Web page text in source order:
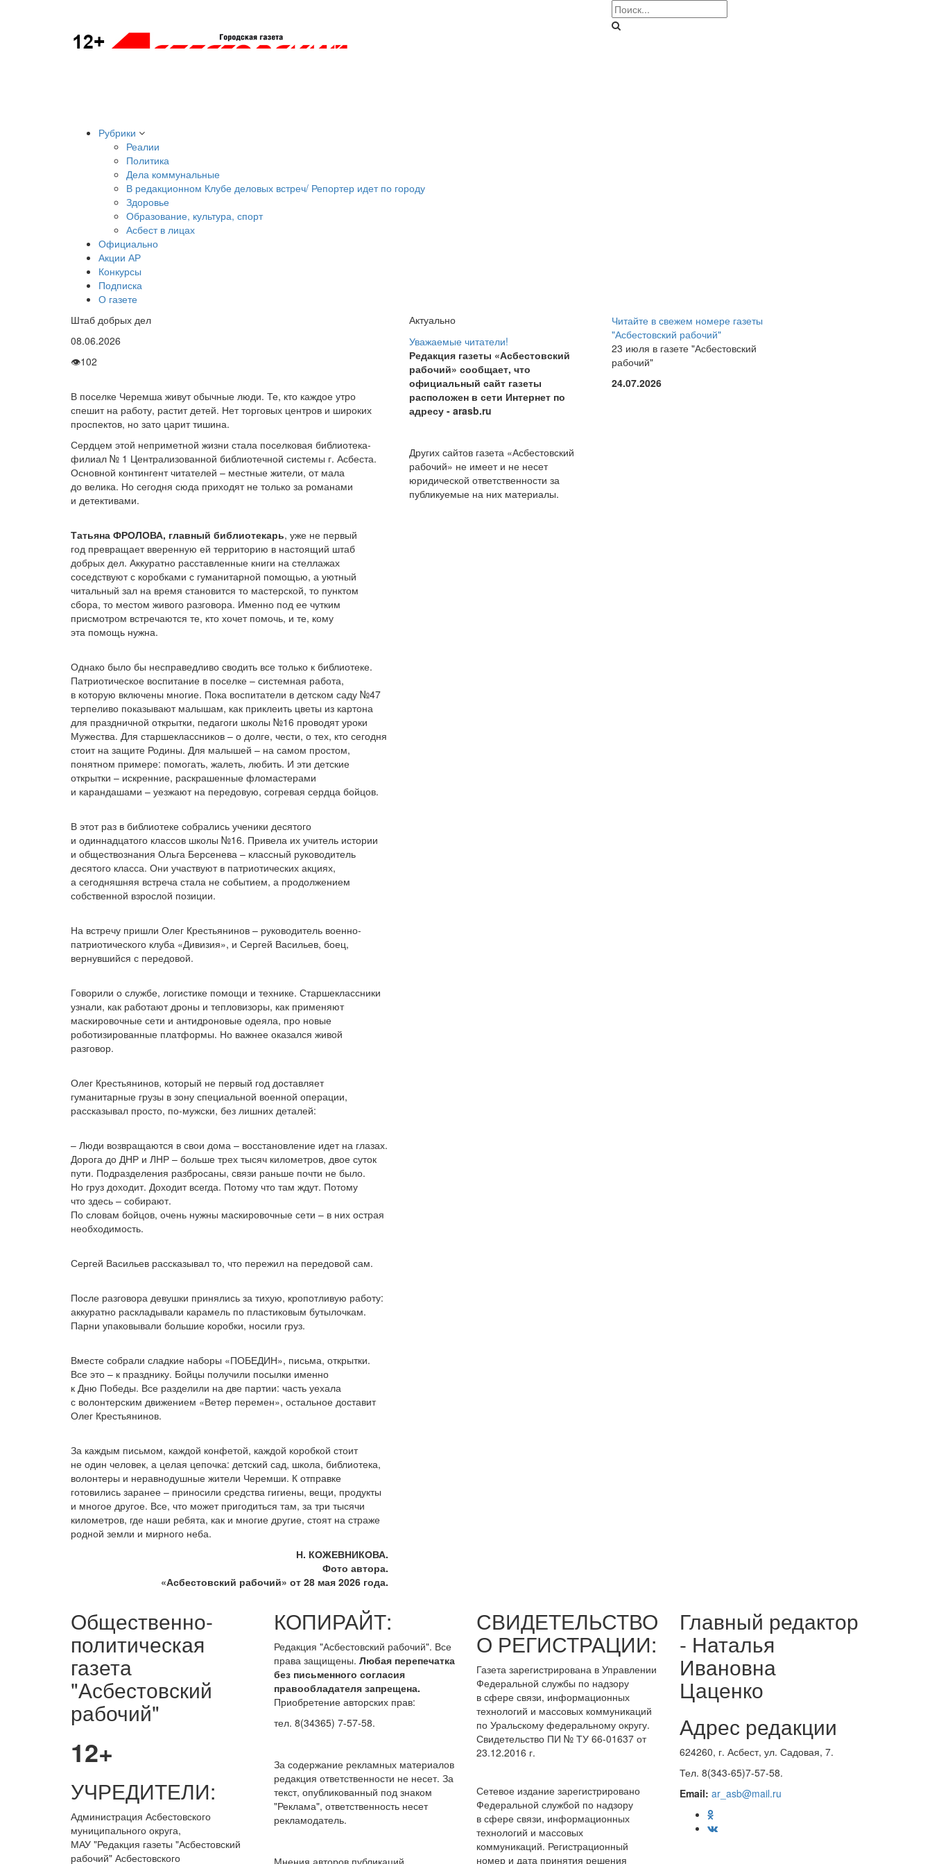
Рубрики
Реалии
Политика
Дела коммунальные
В редакционном Клубе деловых встреч/ Репортер идет по городу
Здоровье
Образование, культура, спорт
Асбест в лицах
Официально
Акции АР
Конкурсы
Подписка
О газете
Штаб добрых дел
08.06.2026
👁102
В поселке Черемша живут обычные люди. Те, кто каждое утро
спешит на работу, растит детей. Нет торговых центров и широких
проспектов, но зато царит тишина.
Сердцем этой неприметной жизни стала поселковая библиотека-
филиал № 1 Централизованной библиотечной системы г. Асбеста.
Основной контингент читателей – местные жители, от мала
до велика. Но сегодня сюда приходят не только за романами
и детективами.
Татьяна ФРОЛОВА, главный библиотекарь, уже не первый
год превращает вверенную ей территорию в настоящий штаб
добрых дел. Аккуратно расставленные книги на стеллажах
соседствуют с коробками с гуманитарной помощью, а уютный
читальный зал на время становится то мастерской, то пунктом
сбора, то местом живого разговора. Именно под ее чутким
присмотром встречаются те, кто хочет помочь, и те, кому
эта помощь нужна.
Однако было бы несправедливо сводить все только к библиотеке.
Патриотическое воспитание в поселке – системная работа,
в которую включены многие. Пока воспитатели в детском саду №47
терпеливо показывают малышам, как приклеить цветы из картона
для праздничной открытки, педагоги школы №16 проводят уроки
Мужества. Для старшеклассников – о долге, чести, о тех, кто сегодня
стоит на защите Родины. Для малышей – на самом простом,
понятном примере: помогать, жалеть, любить. И эти детские
открытки – искренние, раскрашенные фломастерами
и карандашами – уезжают на передовую, согревая сердца бойцов.
В этот раз в библиотеке собрались ученики десятого
и одиннадцатого классов школы №16. Привела их учитель истории
и обществознания Ольга Берсенева – классный руководитель
десятого класса. Они участвуют в патриотических акциях,
а сегодняшняя встреча стала не событием, а продолжением
собственной взрослой позиции.
На встречу пришли Олег Крестьянинов – руководитель военно-
патриотического клуба «Дивизия», и Сергей Васильев, боец,
вернувшийся с передовой.
Говорили о службе, логистике помощи и технике. Старшеклассники
узнали, как работают дроны и тепловизоры, как применяют
маскировочные сети и антидроновые одеяла, про новые
роботизированные платформы. Но важнее оказался живой
разговор.
Олег Крестьянинов, который не первый год доставляет
гуманитарные грузы в зону специальной военной операции,
рассказывал просто, по-мужски, без лишних деталей:
– Люди возвращаются в свои дома – восстановление идет на глазах.
Дорога до ДНР и ЛНР – больше трех тысяч километров, двое суток
пути. Подразделения разбросаны, связи раньше почти не было.
Но груз доходит. Доходит всегда. Потому что там ждут. Потому
что здесь – собирают.
По словам бойцов, очень нужны маскировочные сети – в них острая
необходимость.
Сергей Васильев рассказывал то, что пережил на передовой сам.
После разговора девушки принялись за тихую, кропотливую работу:
аккуратно раскладывали карамель по пластиковым бутылочкам.
Парни упаковывали большие коробки, носили груз.
Вместе собрали сладкие наборы «ПОБЕДИН», письма, открытки.
Все это – к празднику. Бойцы получили посылки именно
к Дню Победы. Все разделили на две партии: часть уехала
с волонтерским движением «Ветер перемен», остальное доставит
Олег Крестьянинов.
За каждым письмом, каждой конфетой, каждой коробкой стоит
не один человек, а целая цепочка: детский сад, школа, библиотека,
волонтеры и неравнодушные жители Черемши. К отправке
готовились заранее – приносили средства гигиены, вещи, продукты
и многое другое. Все, что может пригодиться там, за три тысячи
километров, где наши ребята, как и многие другие, стоят на страже
родной земли и мирного неба.
Н. КОЖЕВНИКОВА.
Фото автора.
«Асбестовский рабочий» от 28 мая 2026 года.
Актуально
Уважаемые читатели!
Редакция газеты «Асбестовский
рабочий» сообщает, что
официальный сайт газеты
расположен в сети Интернет по
адресу - arasb.ru
Других сайтов газета «Асбестовский
рабочий» не имеет и не несет
юридической ответственности за
публикуемые на них материалы.
Читайте в свежем номере газеты
"Асбестовский рабочий"
23 июля в газете "Асбестовский
рабочий"
24.07.2026
Общественно-
политическая
газета
"Асбестовский
рабочий"
12+
УЧРЕДИТЕЛИ:
Администрация Асбестовского
муниципального округа,
МАУ"Редакция газеты "Асбестовский
рабочий" Асбестовского
КОПИРАЙТ:
Редакция "Асбестовский рабочий". Все
права защищены. Любая перепечатка
без письменного согласия
правообладателя запрещена.
Приобретение авторских прав:
тел. 8(34365) 7-57-58.
За содержание рекламных материалов
редакция ответственности не несет. За
текст, опубликованный под знаком
"Реклама", ответственность несет
рекламодатель.
Мнения авторов публикаций
СВИДЕТЕЛЬСТВО
О РЕГИСТРАЦИИ:
Газета зарегистрирована в Управлении
Федеральной службы по надзору
в сфере связи, информационных
технологий и массовых коммуникаций
по Уральскому федеральному округу.
Свидетельство ПИ № ТУ 66-01637 от
23.12.2016 г.
Сетевое издание зарегистрировано
Федеральной службой по надзору
в сфере связи, информационных
технологий и массовых
коммуникаций. Регистрационный
номер и дата принятия решения
Главный редактор
- Наталья
Ивановна
Цаценко
Адрес редакции
624260, г. Асбест, ул. Садовая, 7.
Тел. 8(343-65)7-57-58.
Email: ar_asb@mail.ru